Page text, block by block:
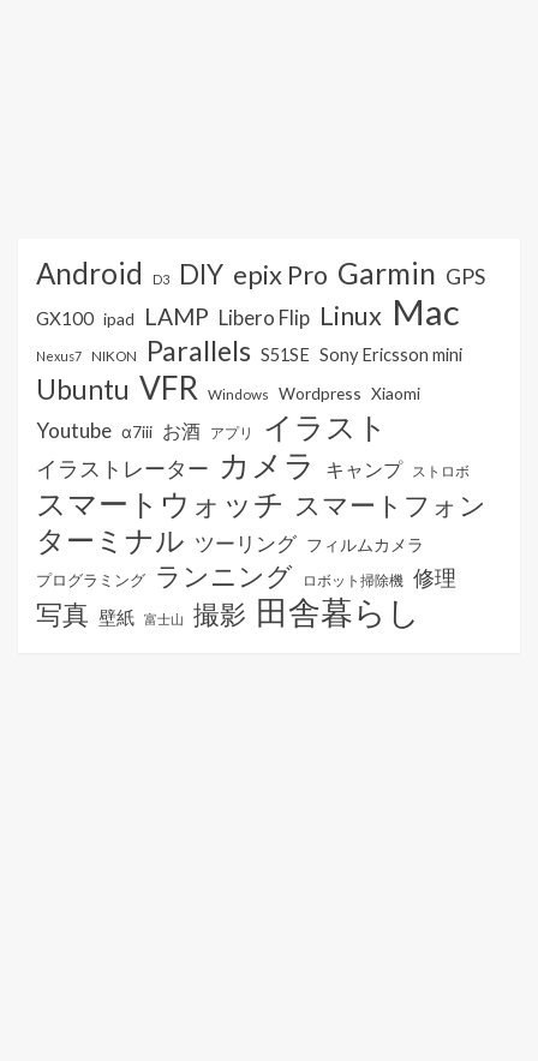
Android D3 DIY epix Pro Garmin GPS
GX100 ipad LAMP Libero Flip Linux Mac
Nexus7 NIKON Parallels S51SE Sony Ericsson mini
Ubuntu VFR Windows Wordpress Xiaomi
Youtube α7iii お酒 アプリ イラスト
イラストレーター カメラ キャンプ ストロボ
スマートウォッチ スマートフォン
ターミナル ツーリング フィルムカメラ
プログラミング ランニング ロボット掃除機 修理
写真 壁紙 富士山 撮影 田舎暮らし